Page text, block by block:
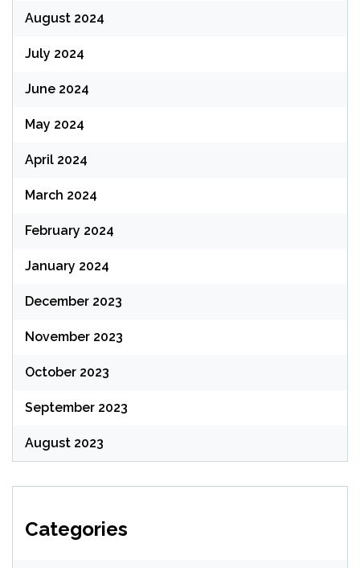
August 2024
July 2024
June 2024
May 2024
April 2024
March 2024
February 2024
January 2024
December 2023
November 2023
October 2023
September 2023
August 2023
Categories